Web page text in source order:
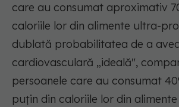
care au consumat aproximativ
caloriile lor din alimente ultra-
dublată probabilitatea de a
cardiovasculară „ideală",
persoanele care au consumat
puțin din caloriile lor din alimente